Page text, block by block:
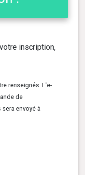
inscription,
renseignés. L'e-
de
envoyé à